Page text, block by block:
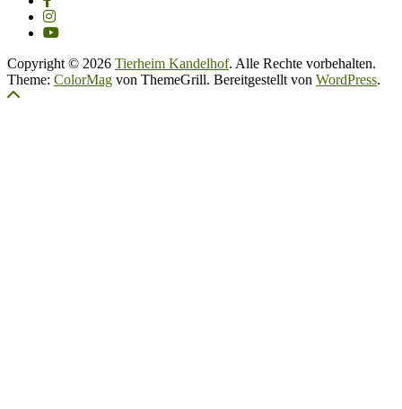
Copyright © 2026 Tierheim Kandelhof. Alle Rechte vorbehalten.
Theme: ColorMag von ThemeGrill. Bereitgestellt von WordPress.